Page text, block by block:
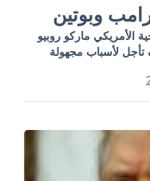
وبوتين
الأمريكي ماركو روبيو
لأسباب مجهولة